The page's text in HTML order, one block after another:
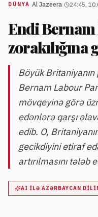
DÜNYA Al Jazeera 24:45,
Endi
Böyük
Bernam Labour
mövqeyinə görə
edənlərə qarşı
edib. O,
gecikdiyini etiraf
artırılmasını tələb
AI ILƏ AZƏRBAYCAN